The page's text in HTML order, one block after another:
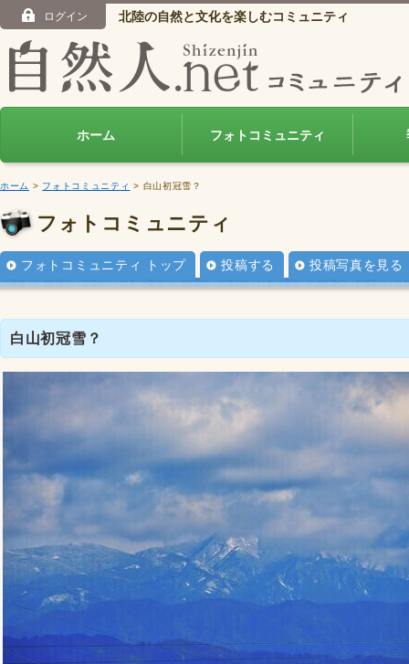
ログイン 北陸の自然と文化を楽しむコミュニティ
ホーム フォトコミュニティ
ホーム > フォトコミュニティ > 白山初冠雪？
フォトコミュニティ
フォトコミュニティ トップ 投稿する 投稿写真を見る
白山初冠雪？